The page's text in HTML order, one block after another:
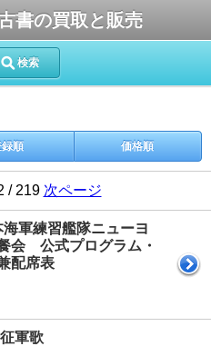
書の買取と販売
検索
順 価格順
/ 219 次ページ
軍練習艦隊ニューヨ
会 公式プログラム・
配席表
）
軍歌